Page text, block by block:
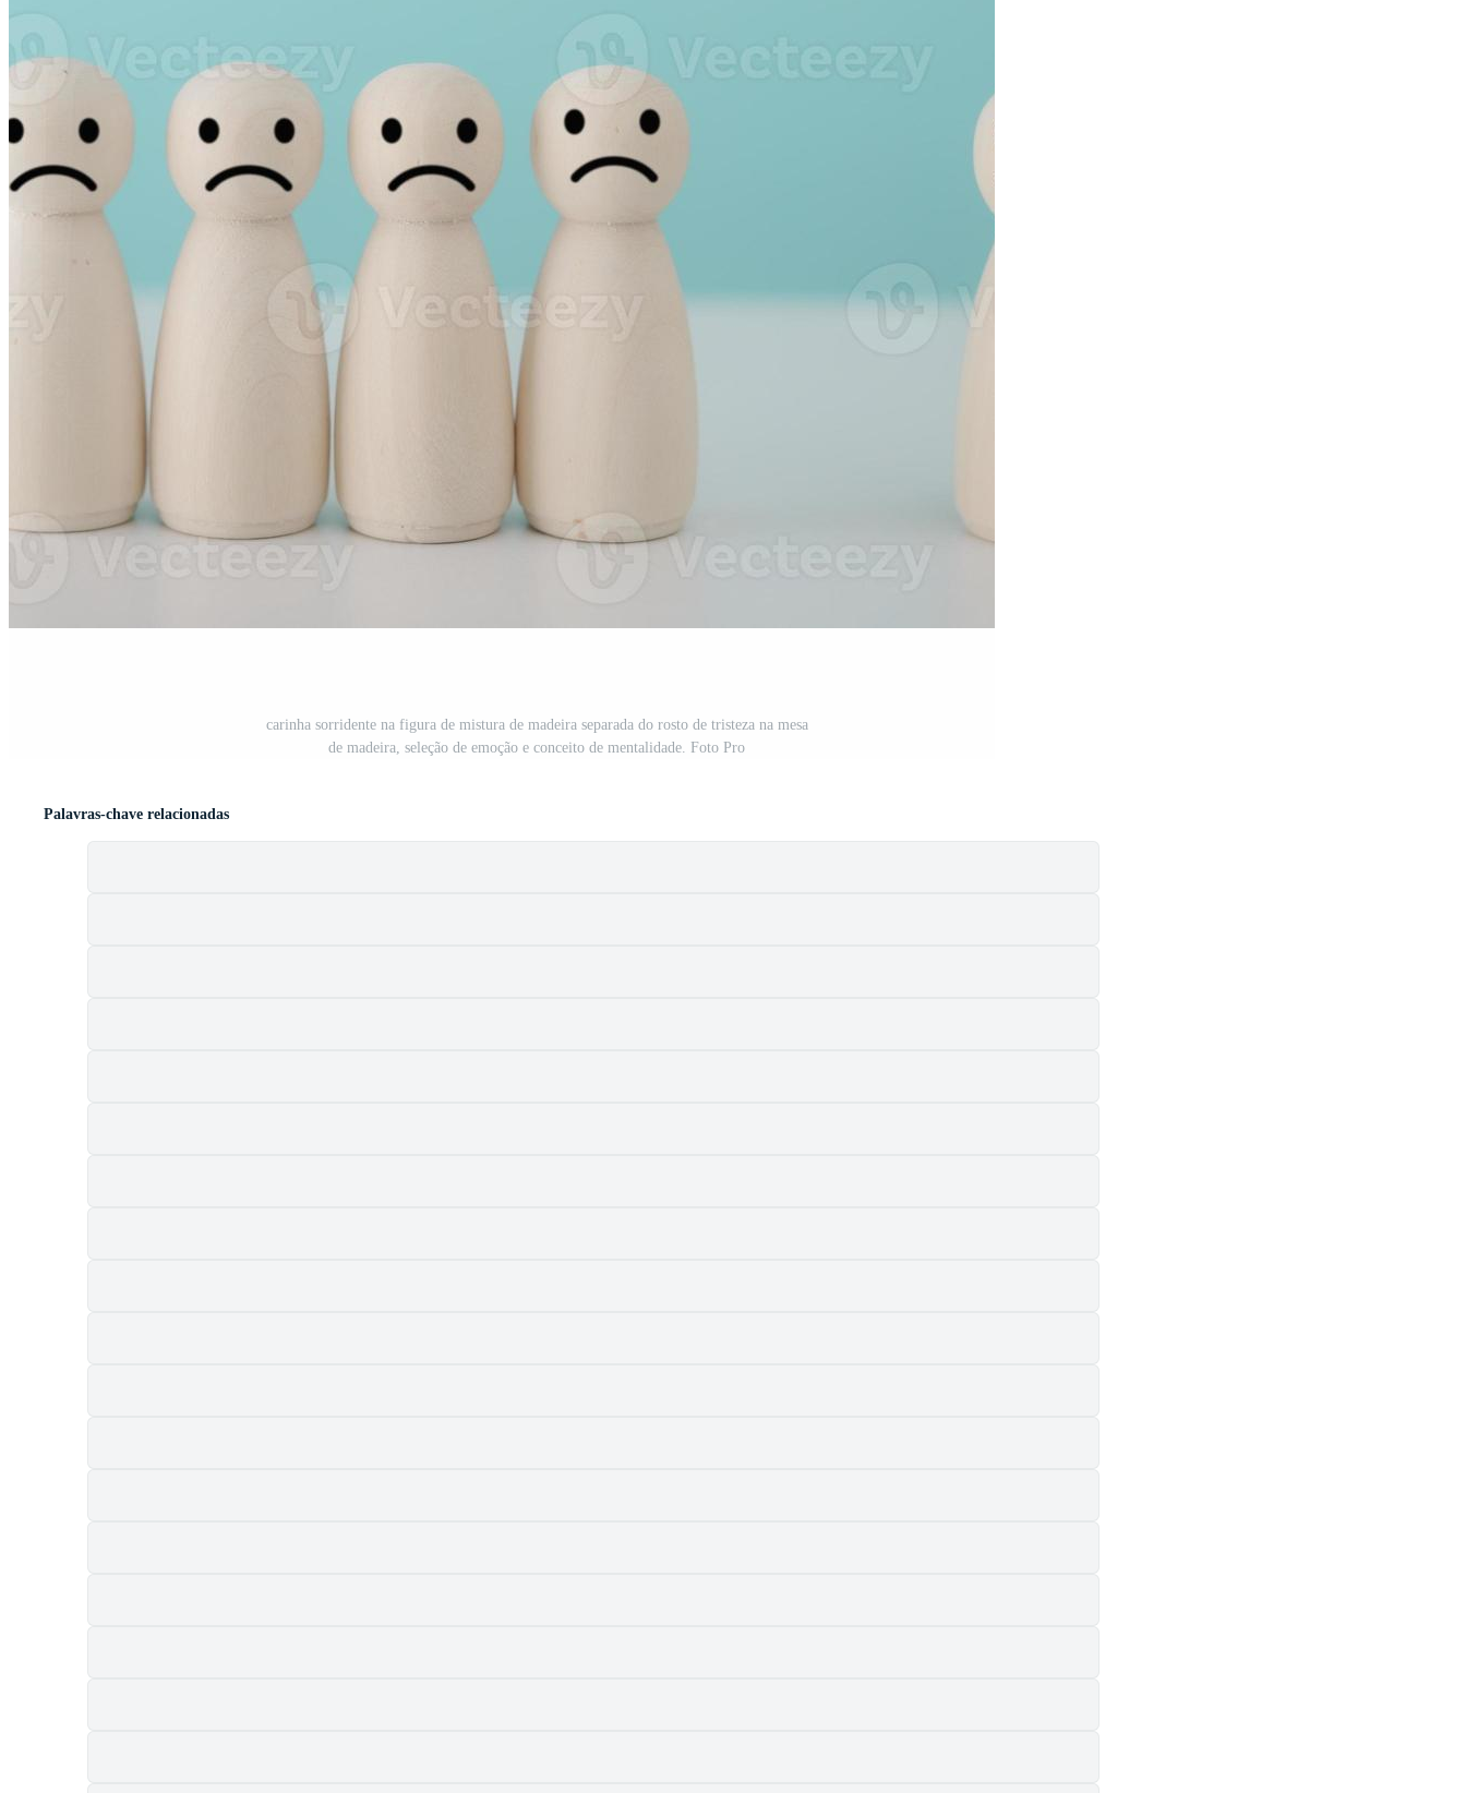
carinha sorridente na figura de mistura de madeira separada do rosto de tristeza na mesa
de madeira, seleção de emoção e conceito de mentalidade. Foto Pro
Palavras-chave relacionadas